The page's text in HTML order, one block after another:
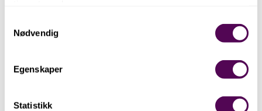
Nødvendig
Egenskaper
Statistikk
Utstillingar
Her finn du utstillingane våre.